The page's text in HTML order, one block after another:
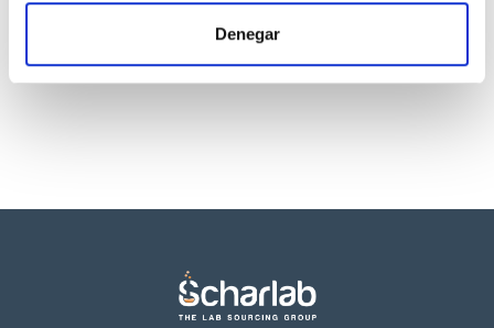
Denegar
Los productos marcados con esta imagen son
productos marca Scharlau habitualmente en stock,
listos para una entrega inmediata.